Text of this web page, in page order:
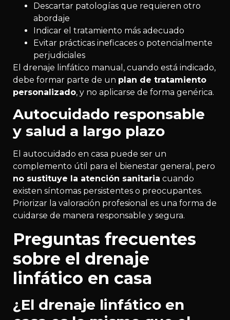
Descartar patologías que requieren otro
abordaje
Indicar el tratamiento más adecuado
Evitar prácticas ineficaces o potencialmente
perjudiciales
El drenaje linfático manual, cuando está indicado,
debe formar parte de un plan de tratamiento
personalizado, y no aplicarse de forma genérica.
Autocuidado responsable
y salud a largo plazo
El autocuidado en casa puede ser un
complemento útil para el bienestar general, pero
no sustituye la atención sanitaria cuando
existen síntomas persistentes o preocupantes.
Priorizar la valoración profesional es una forma de
cuidarse de manera responsable y segura.
Preguntas frecuentes
sobre el drenaje
linfático en casa
¿El drenaje linfático en